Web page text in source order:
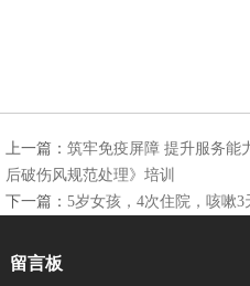
上一篇： 筑牢免疫屏障 提升服务
后破伤风规范处理》培训
下一篇： 5岁女孩，4次住院，咳嗽
留言板